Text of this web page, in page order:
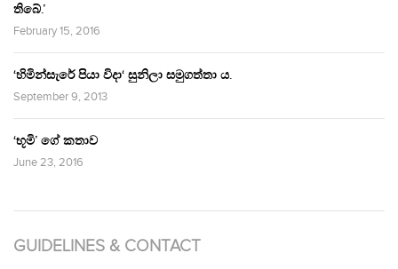
තිබේ.’
February 15, 2016
‘හිමින්සැරේ පියා විදා‘ සුනිලා සමුගත්තා ය.
September 9, 2013
‘භූමි’ ගේ කතාව
June 23, 2016
GUIDELINES & CONTACT